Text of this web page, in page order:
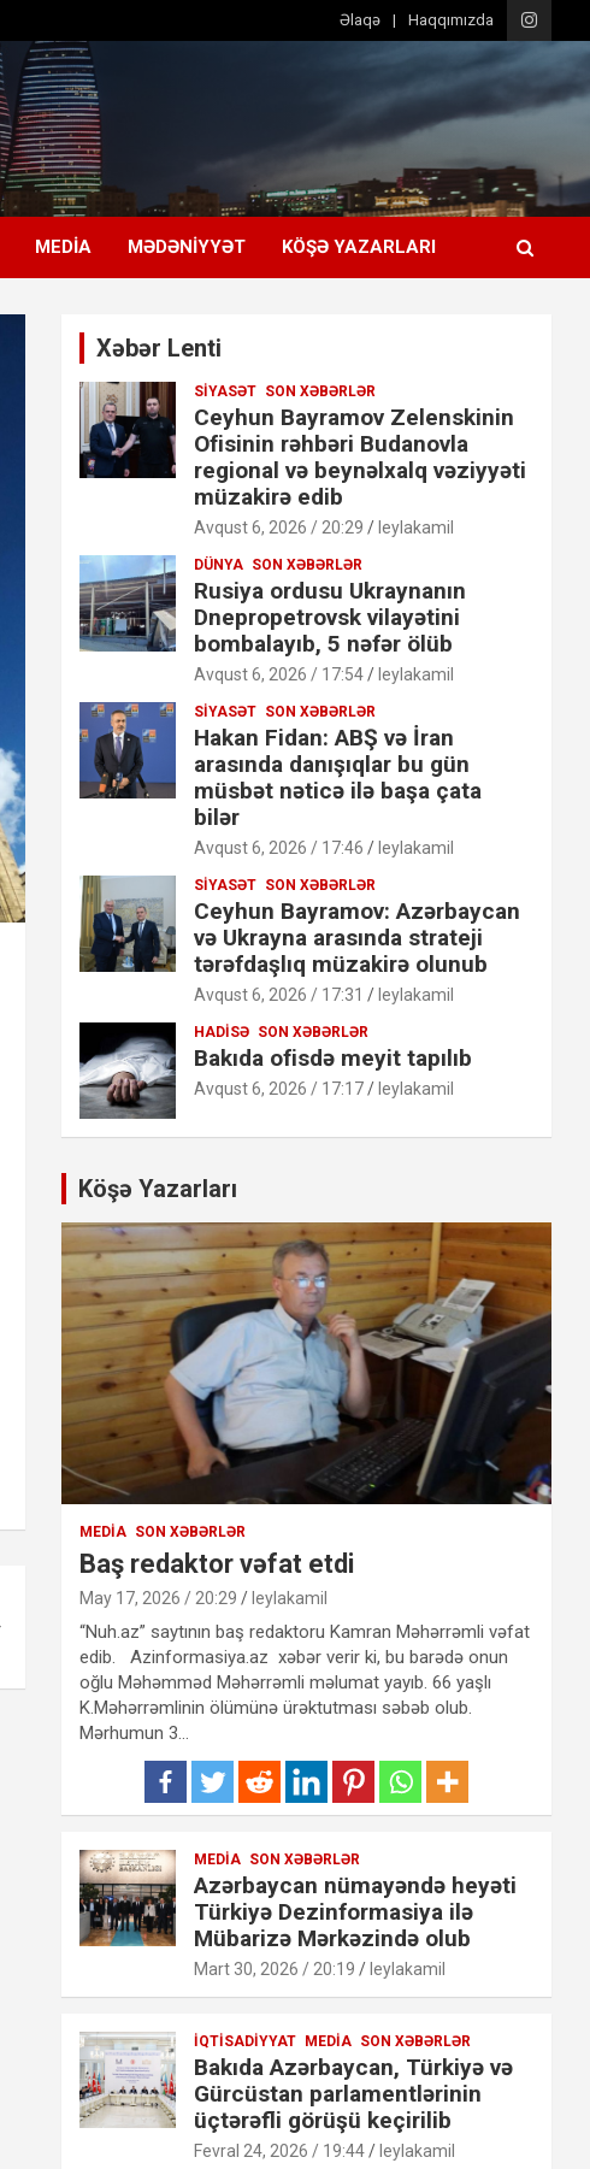
Əlaqə Haqqımızda
MEDIA MƏDƏNIYYƏT KÖŞƏ YAZARLARI
Xəbər Lenti
SIYASƏT SON XƏBƏRLƏR
Ceyhun Bayramov Zelenskinin
Ofisinin rəhbəri Budanovla
regional və beynəlxalq vəziyyəti
müzakirə edib
Avqust 6, 2026 / 20:29 leylakamil
DÜNYA SON XƏBƏRLƏR
Rusiya ordusu Ukraynanın
Dnepropetrovsk vilayətini
bombalayıb, 5 nəfər ölüb
Avqust 6, 2026 / 17:54 leylakamil
SIYASƏT SON XƏBƏRLƏR
Hakan Fidan: ABŞ və İran
arasında danışıqlar bu gün
müsbət nəticə ilə başa çata
bilər
Avqust 6, 2026 / 17:46 leylakamil
SIYASƏT SON XƏBƏRLƏR
Ceyhun Bayramov: Azərbaycan
və Ukrayna arasında strateji
tərəfdaşlıq müzakirə olunub
Avqust 6, 2026 / 17:31 leylakamil
HADISƏ SON XƏBƏRLƏR
Bakıda ofisdə meyit tapılıb
Avqust 6, 2026 / 17:17 leylakamil
Köşə Yazarları
MEDIA SON XƏBƏRLƏR
Baş redaktor vəfat etdi
May 17, 2026 / 20:29 leylakamil
“Nuh.az” saytının baş redaktoru Kamran Məhərrəmli vəfat
edib. Azinformasiya.az xəbər verir ki, bu barədə onun
oğlu Məhəmməd Məhərrəmli məlumat yayıb. 66 yaşlı
K.Məhərrəmlinin ölümünə ürəktutması səbəb olub.
Mərhumun 3…
MEDIA SON XƏBƏRLƏR
Azərbaycan nümayəndə heyəti
Türkiyə Dezinformasiya ilə
Mübarizə Mərkəzində olub
Mart 30, 2026 / 20:19 leylakamil
İQTISADIYYAT MEDIA SON XƏBƏRLƏR
Bakıda Azərbaycan, Türkiyə və
Gürcüstan parlamentlərinin
üçtərəfli görüşü keçirilib
Fevral 24, 2026 / 19:44 leylakamil